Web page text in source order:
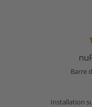
Note moyenne de
Barre
Installation